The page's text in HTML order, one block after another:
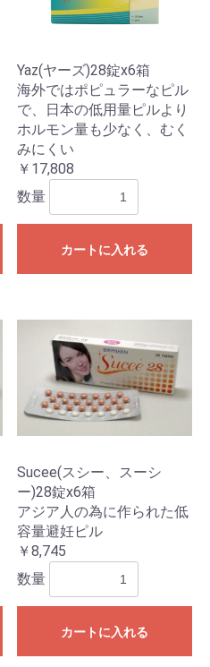
Yaz(ヤーズ)28錠x6箱
海外ではポピュラーなピル
で、日本の低用量ピルより
ホルモン量も少なく、むく
みにくい
￥17,808
数量
カートに入れる
Sucee(スシー、スーシ
ー)28錠x6箱
アジア人の為に作られた低
容量避妊ピル
￥8,745
数量
カートに入れる